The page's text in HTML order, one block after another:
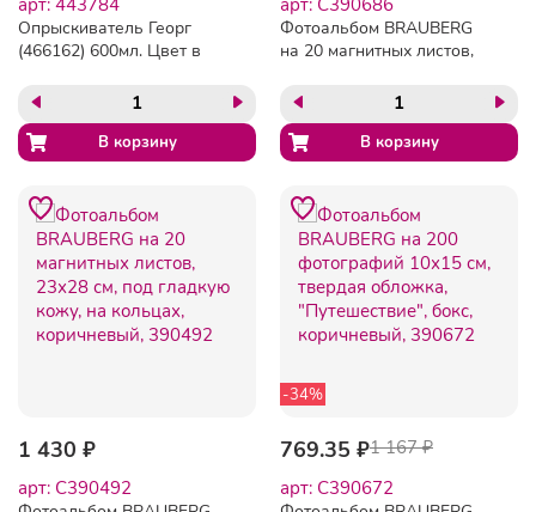
Опрыскиватель Георг
(466162) 600мл. Цвет в
Фотоальбом BRAUBERG
на 20 магнитных листов,
розовый, 390686
1 430 ₽
арт: C390492
-34%
769.35 ₽1 167 ₽
арт: C390672